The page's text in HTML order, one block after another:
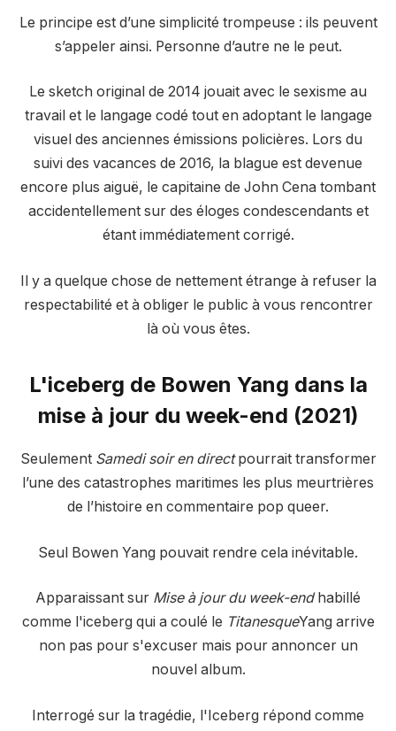
Le principe est d’une simplicité trompeuse : ils peuvent
s’appeler ainsi. Personne d’autre ne le peut.
Le sketch original de 2014 jouait avec le sexisme au
travail et le langage codé tout en adoptant le langage
visuel des anciennes émissions policières. Lors du
suivi des vacances de 2016, la blague est devenue
encore plus aiguë, le capitaine de John Cena tombant
accidentellement sur des éloges condescendants et
étant immédiatement corrigé.
Il y a quelque chose de nettement étrange à refuser la
respectabilité et à obliger le public à vous rencontrer
là où vous êtes.
L'iceberg de Bowen Yang dans la
mise à jour du week-end (2021)
Seulement Samedi soir en directpourrait transformer
l’une des catastrophes maritimes les plus meurtrières
de l’histoire en commentaire pop queer.
Seul Bowen Yang pouvait rendre cela inévitable.
Apparaissant sur Mise à jour du week-endhabillé
comme l'iceberg qui a coulé le TitanesqueYang arrive
non pas pour s'excuser mais pour annoncer un
nouvel album.
Interrogé sur la tragédie, l'Iceberg répond comme